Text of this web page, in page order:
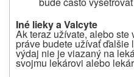
Iné lieky a Valcyte
Ak teraz užívate, alebo
práve budete užívať ďalšie
výdaj nie je viazaný na
svojmu lekárovi alebo